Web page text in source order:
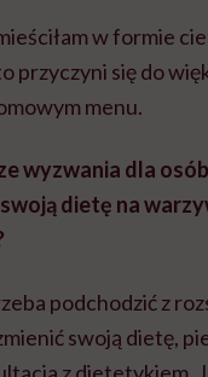
w formie
przyczyni się do
menu.
wyzwania dla
dietę na
podchodzić z
swoją dietę,